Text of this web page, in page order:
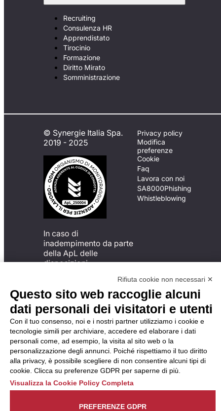
Recruiting
Consulenza HR
Apprendistato
Tirocinio
Formazione
Diritto Mirato
Somministrazione
© Synergie Italia Spa.
2019 - 2025
In caso di
inadempimento da parte
della ApL delle
disposizioni
possibile presentare un
reclamo
all’Organismo di
Monitoraggio utilizzando
una delle modalità
descritte al seguente
indirizzo web
https://odm-
agenzielavoro.it/reclami/.
Privacy policy
Modifica
preferenze
Cookie
Faq
Lavora con noi
SA8000Phishing
Whistleblowing
Rifiuta cookie non necessari ✕
Questo sito web raccoglie alcuni
dati personali dei visitatori e utenti
Con il tuo consenso, noi e i nostri partner utilizziamo i cookie e
tecnologie simili per archiviare, accedere ed elaborare i dati
personali come, ad esempio, la visita al sito web o la
personalizzazione degli annunci. Poiché rispettiamo il tuo diritto
alla privacy, è possibile scegliere di non consentire alcuni tipi di
cookie. Clicca su preferenze GDPR per saperne di più.
Visualizza la Cookie Policy Completa
PREFERENZE GDPR